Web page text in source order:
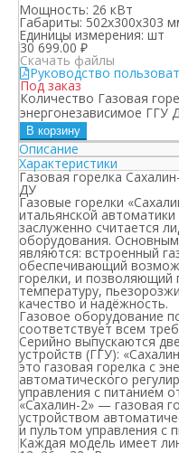
Мощность: 26 кВт
Габариты: 502х300х303
Единицы измерения: шт
30 699.00 ₽
Скачать файлы
Руководство
Под заказ
Количество Газовая
энергонезависимое ГГУ
В корзину
Описание
Характеристики
Газовая горелка
ДУ
Газовые горелки
итальянской
заслуженно считается
оборудования.
являются: встроенный
обеспечивающий
горелки, и позволяющий
температуру,
качество и надёжность.
Газовое оборудование
соответствует всем
Серийно выпускаются
устройств (ГГУ):
это газовая горелка с
автоматического
управления с питанием
«Сахалин-2» — газовая
устройством
и пультом управления с
Каждая модель имеет